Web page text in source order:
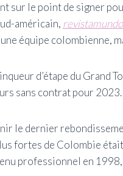
sur le point de signer
américain,
équipe colombienne,
d’étape du Grand
sans contrat pour 2023.
le dernier
fortes de Colombie
professionnel en